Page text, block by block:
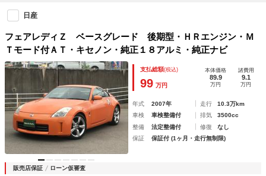
日産
フェアレディＺ ベースグレード 後期型・ＨＲエンジン・Ｍ
Ｔモード付ＡＴ・キセノン・純正１８アルミ・純正ナビ
支払総額(税込)
99 万円
本体価格
89.9
万円
諸費用
9.1
万円
年式 2007年 走行
10.3万km
車検
車検整備付 排気
3500cc
整備
法定整備付 修復
なし
保証
保証付 (1ヶ月・走行無制限)
販売店保証 ローン仮審査